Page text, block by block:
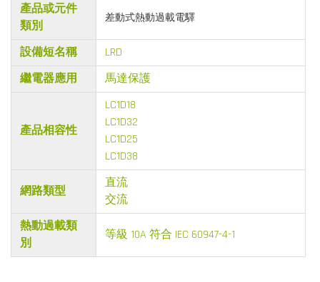
產品或元件
類別
差動式熱動過載電驛
設備短名稱
LRD
繼電器應用
馬達保護
產品相容性
LC1D18
LC1D32
LC1D25
LC1D38
網路類型
直流
交流
熱動過載類
別
等級 10A 符合 IEC 60947-4-1